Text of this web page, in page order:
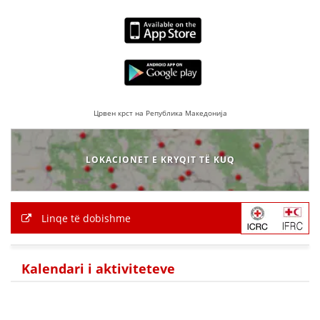
Црвен крст на Република Македонија
LOKACIONET E KRYQIT TË KUQ
Linqe të dobishme
Kalendari i aktiviteteve